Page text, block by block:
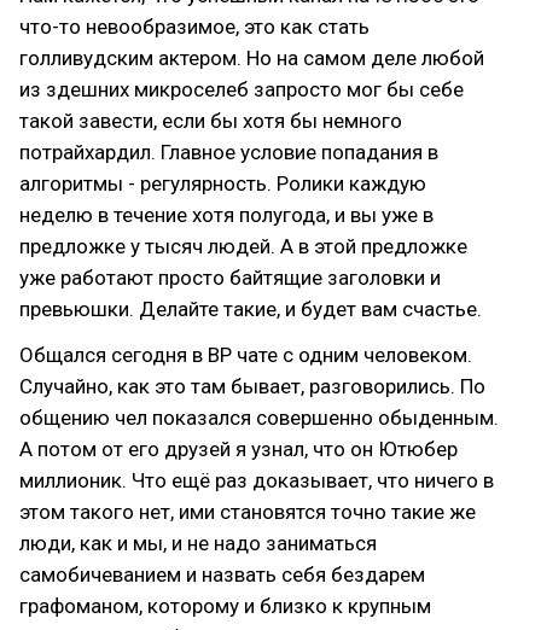
что-то невообразимое, это как стать
голливудским актером. Но на самом деле любой
из здешних микроселеб запросто мог бы себе
такой завести, если бы хотя бы немного
потрайхардил. Главное условие попадания в
алгоритмы - регулярность. Ролики каждую
неделю в течение хотя полугода, и вы уже в
предложке у тысяч людей. А в этой предложке
уже работают просто байтящие заголовки и
превьюшки. Делайте такие, и будет вам счастье.
Общался сегодня в ВР чате с одним человеком.
Случайно, как это там бывает, разговорились. По
общению чел показался совершенно обыденным.
А потом от его друзей я узнал, что он Ютюбер
миллионик. Что ещё раз доказывает, что ничего в
этом такого нет, ими становятся точно такие же
люди, как и мы, и не надо заниматься
самобичеванием и назвать себя бездарем
графоманом, которому и близко к крупным